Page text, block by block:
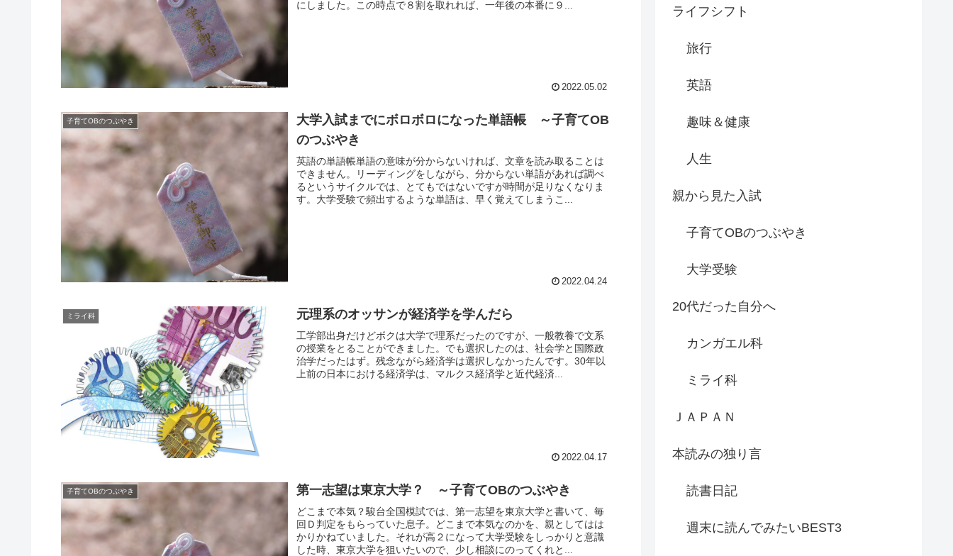
にしました。この時点で８割を取れれば、一年後の本番に９...
2022.05.02
子育てOBのつぶやき
大学入試までにボロボロになった単語帳 ～子育てOB
のつぶやき
英語の単語帳単語の意味が分からないければ、文章を読み取ることは
できません。リーディングをしながら、分からない単語があれば調べ
るというサイクルでは、とてもではないですが時間が足りなくなりま
す。大学受験で頻出するような単語は、早く覚えてしまうこ...
2022.04.24
ミライ科 元理系のオッサンが経済学を学んだら
工学部出身だけどボクは大学で理系だったのですが、一般教養で文系
の授業をとることができました。でも選択したのは、社会学と国際政
治学だったはず。残念ながら経済学は選択しなかったんです。30年以
上前の日本における経済学は、マルクス経済学と近代経済...
2022.04.17
子育てOBのつぶやき 第一志望は東京大学？ ～子育てOBのつぶやき
どこまで本気？駿台全国模試では、第一志望を東京大学と書いて、毎
回Ｄ判定をもらっていた息子。どこまで本気なのかを、親としてはは
かりかねていました。それが高２になって大学受験をしっかりと意識
した時、東京大学を狙いたいので、少し相談にのってくれと...
ライフシフト
旅行
英語
趣味＆健康
人生
親から見た入試
子育てOBのつぶやき
大学受験
20代だった自分へ
カンガエル科
ミライ科
ＪＡＰＡＮ
本読みの独り言
読書日記
週末に読んでみたいBEST3